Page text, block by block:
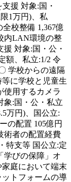
援 対象:国・
1万円)、私
校整備 1,367億
内LAN環境の整
対象:国・公・
額、私立:1/2 令
学校からの遠隔
に学校と児童生
使用するカメラ
象:国・公・私立
万円)、国公立:
の配置 105億円
術者の配置経費
特支等 国公立:定
学びの保障」オ
庭において端末
トフォームの導